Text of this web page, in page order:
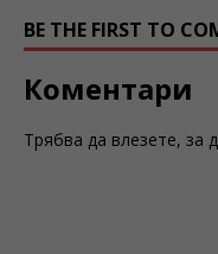
BE THE FIRST TO
Коментари
Трябва да влезете, за